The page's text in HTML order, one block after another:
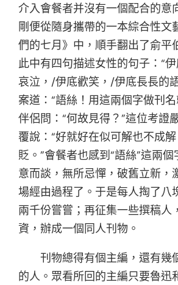
介入會餐者并沒有一個配合的意
剛便從隨身攜帶的一本綜合性
們的七月》中，順手翻出了俞平
此中有四句描述女性的句子：“
哀泣，/伊底歡笑，/伊底長長的
案道：“語絲！用這兩個字做刊
伴侶問：“何故見得？”這位考證
覆說：“好就好在似可解也不成
貶。”會餐者也感到“語絲”這兩
意而談，無所忌憚，破舊立新，
場經由過程了。于是每人掏了八
兩千份嘗嘗；再征集一些撰稿人
資，辦成一個同人刊物。
刊物總得有個主編，還有幾
的人。眾看所回的主編只要魯迅